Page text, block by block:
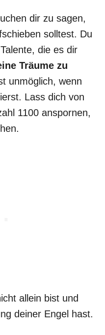
dir zu sagen,
solltest. Du
die es dir
Träume zu
unmöglich, wenn
Lass dich von
1100 anspornen,
allein bist und
deiner Engel hast.